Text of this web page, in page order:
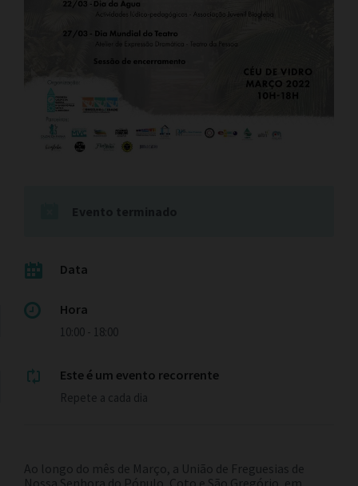
Data
Hora
10:00 - 18:00
Este é um evento recorrente
Repete a cada dia
Ao longo do mês de Março, a União de Freguesias de
Nossa Senhora do Pópulo, Coto e São Gregório, em